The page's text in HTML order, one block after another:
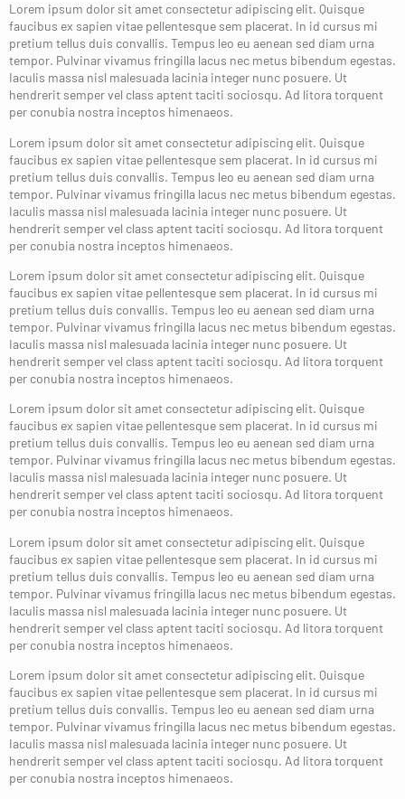
Lorem ipsum dolor sit amet consectetur adipiscing elit. Quisque
faucibus ex sapien vitae pellentesque sem placerat. In id cursus mi
pretium tellus duis convallis. Tempus leo eu aenean sed diam urna
tempor. Pulvinar vivamus fringilla lacus nec metus bibendum egestas.
Iaculis massa nisl malesuada lacinia integer nunc posuere. Ut
hendrerit semper vel class aptent taciti sociosqu. Ad litora torquent
per conubia nostra inceptos himenaeos.
Lorem ipsum dolor sit amet consectetur adipiscing elit. Quisque
faucibus ex sapien vitae pellentesque sem placerat. In id cursus mi
pretium tellus duis convallis. Tempus leo eu aenean sed diam urna
tempor. Pulvinar vivamus fringilla lacus nec metus bibendum egestas.
Iaculis massa nisl malesuada lacinia integer nunc posuere. Ut
hendrerit semper vel class aptent taciti sociosqu. Ad litora torquent
per conubia nostra inceptos himenaeos.
Lorem ipsum dolor sit amet consectetur adipiscing elit. Quisque
faucibus ex sapien vitae pellentesque sem placerat. In id cursus mi
pretium tellus duis convallis. Tempus leo eu aenean sed diam urna
tempor. Pulvinar vivamus fringilla lacus nec metus bibendum egestas.
Iaculis massa nisl malesuada lacinia integer nunc posuere. Ut
hendrerit semper vel class aptent taciti sociosqu. Ad litora torquent
per conubia nostra inceptos himenaeos.
Lorem ipsum dolor sit amet consectetur adipiscing elit. Quisque
faucibus ex sapien vitae pellentesque sem placerat. In id cursus mi
pretium tellus duis convallis. Tempus leo eu aenean sed diam urna
tempor. Pulvinar vivamus fringilla lacus nec metus bibendum egestas.
Iaculis massa nisl malesuada lacinia integer nunc posuere. Ut
hendrerit semper vel class aptent taciti sociosqu. Ad litora torquent
per conubia nostra inceptos himenaeos.
Lorem ipsum dolor sit amet consectetur adipiscing elit. Quisque
faucibus ex sapien vitae pellentesque sem placerat. In id cursus mi
pretium tellus duis convallis. Tempus leo eu aenean sed diam urna
tempor. Pulvinar vivamus fringilla lacus nec metus bibendum egestas.
Iaculis massa nisl malesuada lacinia integer nunc posuere. Ut
hendrerit semper vel class aptent taciti sociosqu. Ad litora torquent
per conubia nostra inceptos himenaeos.
Lorem ipsum dolor sit amet consectetur adipiscing elit. Quisque
faucibus ex sapien vitae pellentesque sem placerat. In id cursus mi
pretium tellus duis convallis. Tempus leo eu aenean sed diam urna
tempor. Pulvinar vivamus fringilla lacus nec metus bibendum egestas.
Iaculis massa nisl malesuada lacinia integer nunc posuere. Ut
hendrerit semper vel class aptent taciti sociosqu. Ad litora torquent
per conubia nostra inceptos himenaeos.